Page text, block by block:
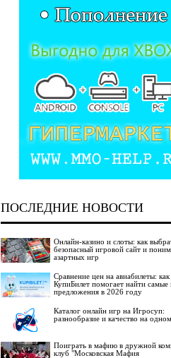
ПОСЛЕДНИЕ НОВОСТИ
Онлайн-казино и слоты: как
безопасный игровой сайт и
азартных игр
Сравнение цен на авиабилеты: как
КупиБилет помогает найти самые
предложения в 2026 году
Каталог онлайн игр на Игросуп:
разнообразие и качество на
Поиграть в мафию в дружной
клуб "Московская Мафия